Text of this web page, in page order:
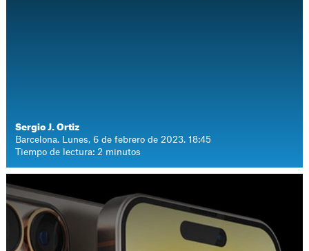
Sergio J. Ortiz
Barcelona. Lunes, 6 de febrero de 2023. 18:45
Tiempo de lectura: 2 minutos